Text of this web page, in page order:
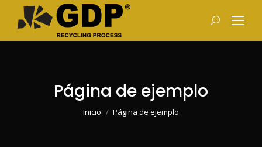
Buscar:
Página de ejemplo
Estás aquí:
Inicio Página de ejemplo